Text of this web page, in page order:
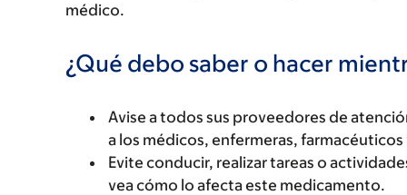
médico.
¿Qué debo saber o hacer
Avise a todos sus proveedores de
a los médicos, enfermeras,
Evite conducir, realizar tareas o
vea cómo lo afecta este medicamento.